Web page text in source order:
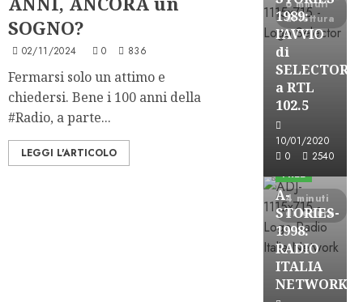
SOGNO?
02/11/2024 0 836
Fermarsi solo un attimo e
chiedersi. Bene i 100 anni della
#Radio, a parte...
LEGGI L'ARTICOLO
6 minuti
di lettura
1989:
l’AVVIO
di
SELECTOR
a RTL
102.5
10/01/2020
0
2540
4 minuti
di lettura
A-Stories
Formazione
FREE
A-
STORIES-
1998:
RADIO
ITALIA
NETWORK
A-Stories